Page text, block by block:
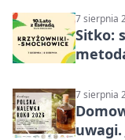
7 sierpnia
Sitko:
7 sierpnia